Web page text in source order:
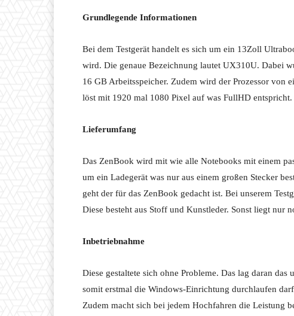
Grundlegende Informationen
Bei dem Testgerät handelt es sich um ein 13Zoll
wird. Die genaue Bezeichnung lautet UX310U. Dabei
16 GB Arbeitsspeicher. Zudem wird der Prozessor von
löst mit 1920 mal 1080 Pixel auf was FullHD entspricht.
Lieferumfang
Das ZenBook wird mit wie alle Notebooks mit einem
um ein Ladegerät was nur aus einem großen Stecker
geht der für das ZenBook gedacht ist. Bei unserem
Diese besteht aus Stoff und Kunstleder. Sonst liegt nur
Inbetriebnahme
Diese gestaltete sich ohne Probleme. Das lag daran
somit erstmal die Windows-Einrichtung durchlaufen
Zudem macht sich bei jedem Hochfahren die Leistung